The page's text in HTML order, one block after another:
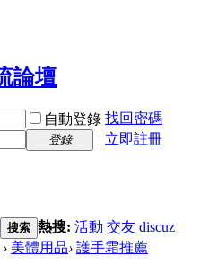
自動登錄 找回密碼
登錄
立即註冊
搜索 熱搜: 活動 交友 discuz
› 美體用品› 護手霜推薦